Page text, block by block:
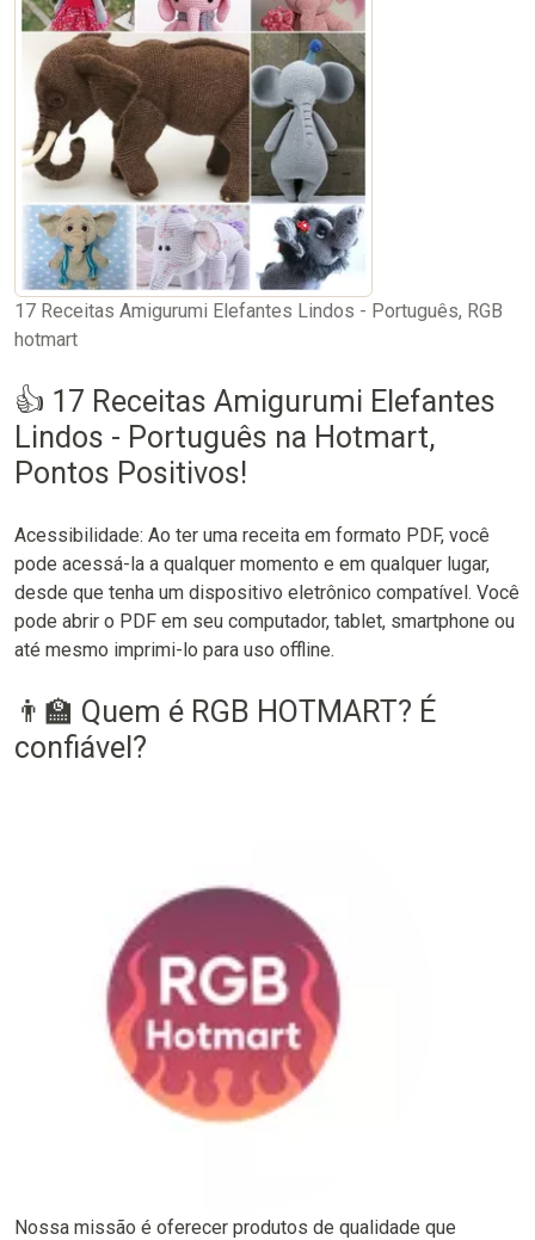
17 Receitas Amigurumi Elefantes Lindos - Português, RGB
hotmart
👍 17 Receitas Amigurumi Elefantes
Lindos - Português na Hotmart,
Pontos Positivos!
Acessibilidade: Ao ter uma receita em formato PDF, você
pode acessá-la a qualquer momento e em qualquer lugar,
desde que tenha um dispositivo eletrônico compatível. Você
pode abrir o PDF em seu computador, tablet, smartphone ou
até mesmo imprimi-lo para uso offline.
👨‍🏫 Quem é RGB HOTMART? É
confiável?
Nossa missão é oferecer produtos de qualidade que